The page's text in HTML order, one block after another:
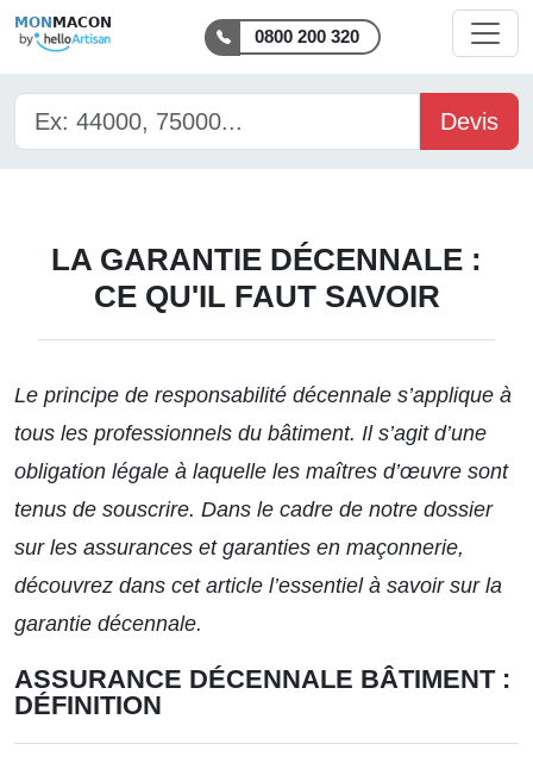
MON MACON
0800 200 320
Devis
LA GARANTIE DÉCENNALE :
CE QU'IL FAUT SAVOIR
Le principe de responsabilité décennale s’applique à
tous les professionnels du bâtiment. Il s’agit d’une
obligation légale à laquelle les maîtres d’œuvre sont
tenus de souscrire. Dans le cadre de notre dossier
sur les assurances et garanties en maçonnerie,
découvrez dans cet article l’essentiel à savoir sur la
garantie décennale.
ASSURANCE DÉCENNALE BÂTIMENT :
DÉFINITION